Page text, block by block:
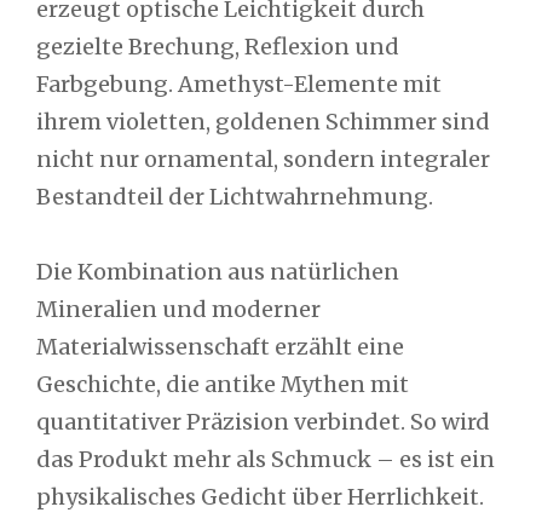
erzeugt optische Leichtigkeit durch
gezielte Brechung, Reflexion und
Farbgebung. Amethyst-Elemente mit
ihrem violetten, goldenen Schimmer sind
nicht nur ornamental, sondern integraler
Bestandteil der Lichtwahrnehmung.
Die Kombination aus natürlichen
Mineralien und moderner
Materialwissenschaft erzählt eine
Geschichte, die antike Mythen mit
quantitativer Präzision verbindet. So wird
das Produkt mehr als Schmuck – es ist ein
physikalisches Gedicht über Herrlichkeit.